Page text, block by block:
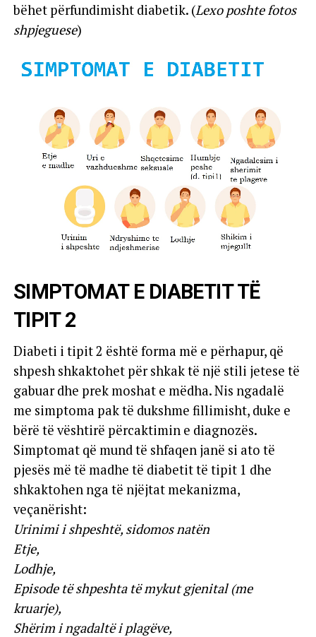
bëhet përfundimisht diabetik. (Lexo poshte fotos
shpjeguese)
SIMPTOMAT E DIABETIT TË
TIPIT 2
Diabeti i tipit 2 është forma më e përhapur, që
shpesh shkaktohet për shkak të një stili jetese të
gabuar dhe prek moshat e mëdha. Nis ngadalë
me simptoma pak të dukshme fillimisht, duke e
bërë të vështirë përcaktimin e diagnozës.
Simptomat që mund të shfaqen janë si ato të
pjesës më të madhe të diabetit të tipit 1 dhe
shkaktohen nga të njëjtat mekanizma,
veçanërisht:
Urinimi i shpeshtë, sidomos natën
Etje,
Lodhje,
Episode të shpeshta të mykut gjenital (me
kruarje),
Shërim i ngadaltë i plagëve,